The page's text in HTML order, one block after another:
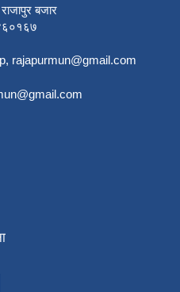
बजार
, rajapurmun@gmail.com